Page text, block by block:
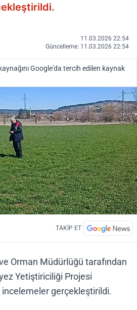
11.03.2026 22:54
Güncelleme: 11.03.2026 22:54
kaynağını Google'da tercih edilen kaynak
TAKİP ET
Orman Müdürlüğü tarafından
Yetiştiriciliği Projesi
incelemeler gerçekleştirildi.